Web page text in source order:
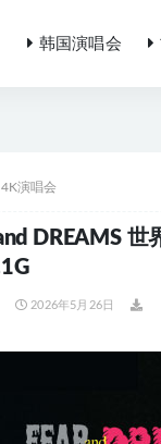
韩国演唱会
4K演唱会
DREAMS
2026年5月26日